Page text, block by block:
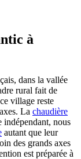
à
dans la vallée
rural fait de
village reste
La chaudière
indépendant, nous
autant que leur
des grands axes
est préparée à